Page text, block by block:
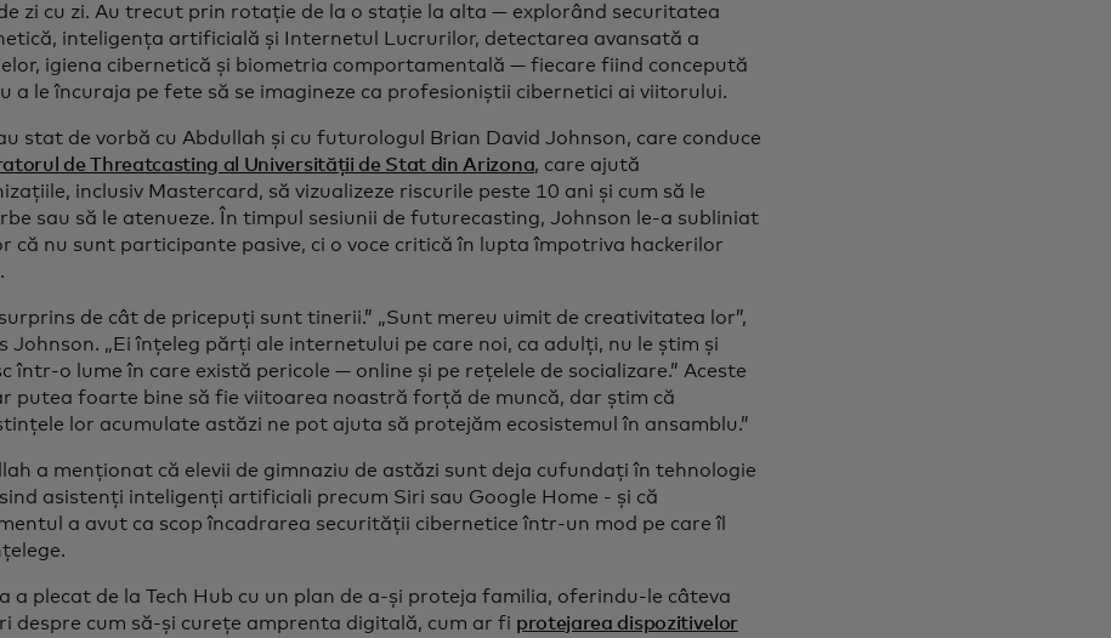
zi cu zi. Au trecut prin rotație de la o stație la alta — explorând securitatea
inteligența artificială și Internetul Lucrurilor, detectarea avansată a
igiena cibernetică și biometria comportamentală — fiecare fiind concepută
a le încuraja pe fete să se imagineze ca profesioniștii cibernetici ai viitorului.
stat de vorbă cu Abdullah și cu futurologul Brian David Johnson, care conduce
de Threatcasting al Universității de Stat din Arizona, care ajută
inclusiv Mastercard, să vizualizeze riscurile peste 10 ani și cum să le
sau să le atenueze. În timpul sesiunii de futurecasting, Johnson le-a subliniat
că nu sunt participante pasive, ci o voce critică în lupta împotriva hackerilor
de cât de pricepuți sunt tinerii.” „Sunt mereu uimit de creativitatea lor”,
Johnson. „Ei înțeleg părți ale internetului pe care noi, ca adulți, nu le știm și
într-o lume în care există pericole — online și pe rețelele de socializare.” Aceste
putea foarte bine să fie viitoarea noastră forță de muncă, dar știm că
lor acumulate astăzi ne pot ajuta să protejăm ecosistemul în ansamblu.”
a menționat că elevii de gimnaziu de astăzi sunt deja cufundați în tehnologie
asistenți inteligenți artificiali precum Siri sau Google Home - și că
a avut ca scop încadrarea securității cibernetice într-un mod pe care îl
a plecat de la Tech Hub cu un plan de a-și proteja familia, oferindu-le câteva
despre cum să-și curețe amprenta digitală, cum ar fi protejarea dispozitivelor